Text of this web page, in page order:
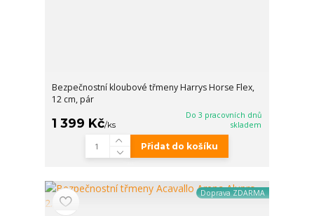
Bezpečnostní kloubové třmeny Harrys Horse Flex,
12 cm, pár
1 399 Kč/ks
Do 3 pracovních dnů
skladem
Přidat do košíku
Doprava ZDARMA